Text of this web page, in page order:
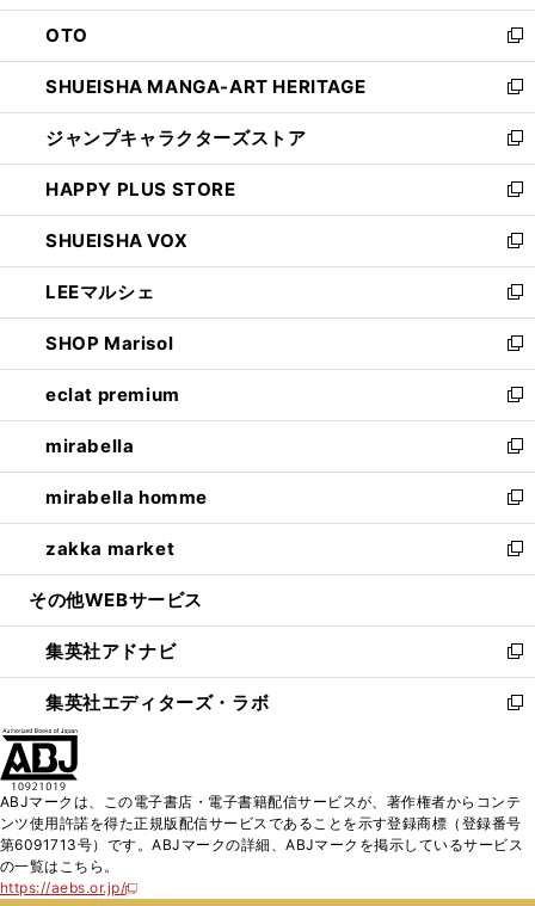
ウ
で
開
く
ン
ド
ウ
で
開
く
OTO
新
し
い
ウ
ィ
ン
ド
ウ
で
開
く
SHUEISHA MANGA-ART HERITAGE
新
し
い
ウ
ィ
ン
ド
ウ
で
開
く
ジャンプキャラクターズストア
新
し
い
ウ
ィ
ン
ド
ウ
で
開
く
HAPPY PLUS STORE
新
し
い
ウ
ィ
ン
ド
ウ
で
開
く
SHUEISHA VOX
新
し
い
ウ
ィ
ン
ド
ウ
で
開
く
LEEマルシェ
新
し
い
ウ
ィ
ン
ド
ウ
で
開
く
SHOP Marisol
新
し
い
ウ
ィ
ン
ド
ウ
で
開
eclat premium
新
し
い
ウ
ィ
ン
ド
ウ
開
く
mirabella
新
し
い
ウ
ィ
ン
ウ
で
開
く
mirabella homme
新
し
い
ウ
ン
ド
ウ
で
zakka market
新
し
ウ
ィ
ン
ド
く
その他WEBサービス
集英社アドナビ
新
し
い
ド
ウ
で
集英社エディターズ・ラボ
新
ィ
ン
ド
ABJマークは、この電子書店・電子書籍配信サービスが、著作権者からコンテ
ンツ使用許諾を得た正規版配信サービスであることを示す登録商標（登録番号
第6091713号）です。ABJマークの詳細、ABJマークを掲示しているサービス
の一覧はこちら。
https://aebs.or.jp/
新